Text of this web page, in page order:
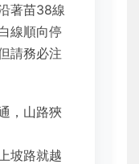
著苗38線
線順向停
請務必注
，山路狹
坡路就越